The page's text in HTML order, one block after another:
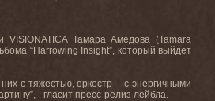
VISIONATICA Тамара Амедова (Tamara
“Harrowing Insight”, который выйдет
с тяжестью, оркестр – с энергичными
- гласит пресс-релиз лейбла.